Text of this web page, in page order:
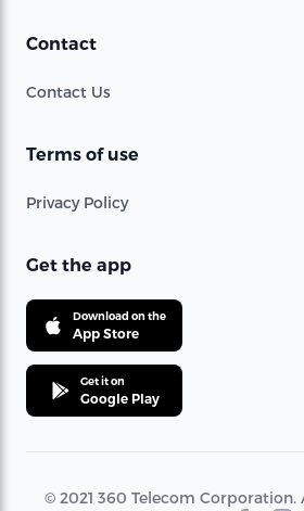
Contact
Contact Us
Terms of use
Privacy Policy
Get the app
Download on the
App Store
Get it on
Google Play
© 2021 360 Telecom Corporation.